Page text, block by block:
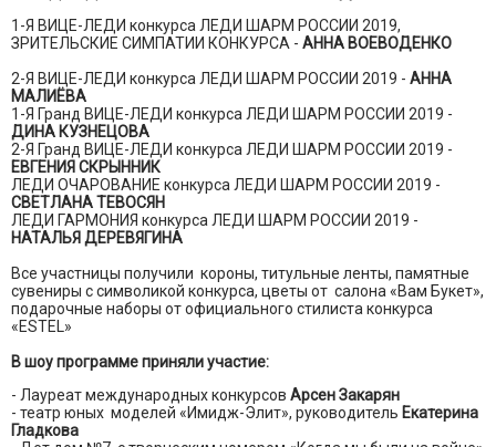
1-Я ВИЦЕ-ЛЕДИ конкурса ЛЕДИ ШАРМ РОССИИ 2019,
ЗРИТЕЛЬСКИЕ СИМПАТИИ КОНКУРСА - АННА ВОЕВОДЕНКО
2-Я ВИЦЕ-ЛЕДИ конкурса ЛЕДИ ШАРМ РОССИИ 2019 - АННА
МАЛИЁВА
1-Я Гранд ВИЦЕ-ЛЕДИ конкурса ЛЕДИ ШАРМ РОССИИ 2019 -
ДИНА КУЗНЕЦОВА
2-Я Гранд ВИЦЕ-ЛЕДИ конкурса ЛЕДИ ШАРМ РОССИИ 2019 -
ЕВГЕНИЯ СКРЫННИК
ЛЕДИ ОЧАРОВАНИЕ конкурса ЛЕДИ ШАРМ РОССИИ 2019 -
СВЕТЛАНА ТЕВОСЯН
ЛЕДИ ГАРМОНИЯ конкурса ЛЕДИ ШАРМ РОССИИ 2019 -
НАТАЛЬЯ ДЕРЕВЯГИНА
Все участницы получили короны, титульные ленты, памятные
сувениры с символикой конкурса, цветы от салона «Вам Букет»,
подарочные наборы от официального стилиста конкурса
«ESTEL»
В шоу программе приняли участие:
- Лауреат международных конкурсов Арсен Закарян
- театр юных моделей «Имидж-Элит», руководитель Екатерина
Гладкова